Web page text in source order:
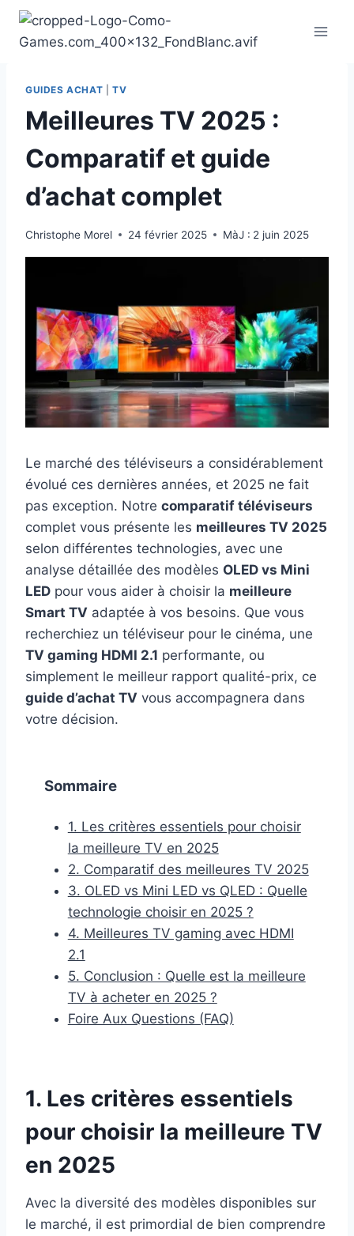
Aller
contenu
GUIDES ACHAT TV
Meilleures TV 2025 :
Comparatif et guide
d’achat complet
Christophe Morel 24 février 2025 MàJ : 2 juin 2025
Le marché des téléviseurs a considérablement
évolué ces dernières années, et 2025 ne fait
pas exception. Notre comparatif téléviseurs
complet vous présente les meilleures TV 2025
selon différentes technologies, avec une
analyse détaillée des modèles OLED vs Mini
LED pour vous aider à choisir la meilleure
Smart TV adaptée à vos besoins. Que vous
recherchiez un téléviseur pour le cinéma, une
TV gaming HDMI 2.1 performante, ou
simplement le meilleur rapport qualité-prix, ce
guide d’achat TV vous accompagnera dans
votre décision.
Sommaire
1. Les critères essentiels pour choisir
la meilleure TV en 2025
2. Comparatif des meilleures TV 2025
3. OLED vs Mini LED vs QLED : Quelle
technologie choisir en 2025 ?
4. Meilleures TV gaming avec HDMI
2.1
5. Conclusion : Quelle est la meilleure
TV à acheter en 2025 ?
Foire Aux Questions (FAQ)
1. Les critères essentiels
pour choisir la meilleure TV
en 2025
Avec la diversité des modèles disponibles sur
le marché, il est primordial de bien comprendre